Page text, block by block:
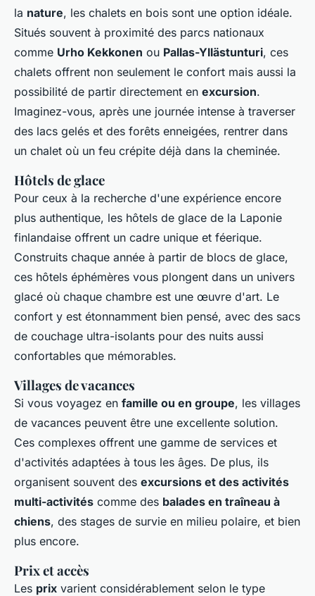
la nature, les chalets en bois sont une option idéale.
Situés souvent à proximité des parcs nationaux
comme Urho Kekkonen ou Pallas-Yllästunturi, ces
chalets offrent non seulement le confort mais aussi la
possibilité de partir directement en excursion.
Imaginez-vous, après une journée intense à traverser
des lacs gelés et des forêts enneigées, rentrer dans
un chalet où un feu crépite déjà dans la cheminée.
Hôtels de glace
Pour ceux à la recherche d'une expérience encore
plus authentique, les hôtels de glace de la Laponie
finlandaise offrent un cadre unique et féerique.
Construits chaque année à partir de blocs de glace,
ces hôtels éphémères vous plongent dans un univers
glacé où chaque chambre est une œuvre d'art. Le
confort y est étonnamment bien pensé, avec des sacs
de couchage ultra-isolants pour des nuits aussi
confortables que mémorables.
Villages de vacances
Si vous voyagez en famille ou en groupe, les villages
de vacances peuvent être une excellente solution.
Ces complexes offrent une gamme de services et
d'activités adaptées à tous les âges. De plus, ils
organisent souvent des excursions et des activités
multi-activités comme des balades en traîneau à
chiens, des stages de survie en milieu polaire, et bien
plus encore.
Prix et accès
Les prix varient considérablement selon le type